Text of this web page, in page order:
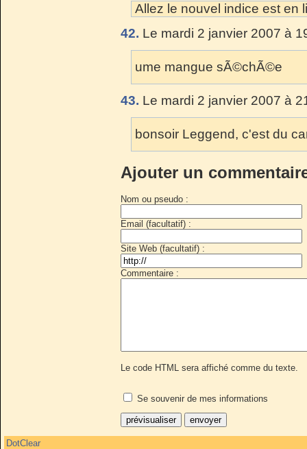
Allez le nouvel indice est en
42. Le mardi 2 janvier 2007 à
ume mangue sÃ©chÃ©e
43. Le mardi 2 janvier 2007 à
bonsoir Leggend, c'est du
Ajouter un
Nom ou pseudo :
Email (facultatif) :
Site Web (facultatif) :
Commentaire :
Le code HTML sera affiché comme du texte.
Se souvenir de mes informations
DotClear